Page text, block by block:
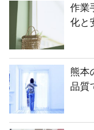
作業
化と
熊本
品質